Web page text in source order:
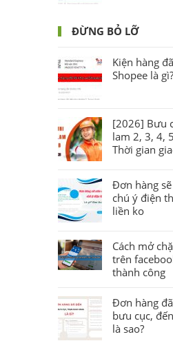
ĐỪNG BỎ LỠ
Kiện hàng
Shopee là gì?
[2026] Bưu
lam 2, 3, 4,
Thời gian
Đơn hàng
chú ý điện
liền ko
Cách mở
trên
thành công
Đơn hàng
bưu cục,
là sao?